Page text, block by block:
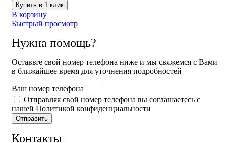
Купить в 1 клик
В корзину
Быстрый просмотр
Нужна помощь?
Оставьте свой номер телефона ниже и мы свяжемся с Вами
в ближайшее время для уточнения подробностей
Ваш номер телефона
Отправляя свой номер телефона вы соглашаетесь с
нашей Политикой конфиденциальности
Отправить
Контакты